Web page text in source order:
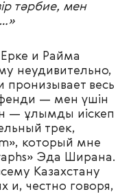
тәрбие, мен
и Райма
неудивительно,
пронизывает весь
— мен үшін
— ұлымды иіскеп
трек,
который мне
Эда Ширана.
Казахстану
и, честно говоря,